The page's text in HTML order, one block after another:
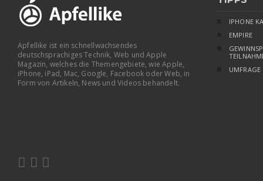
Apfellike ist ein schnellwachsendes
deutschsprachiges Technik, Web und Apple
Magazin, welches die Themengebiete, wie Apple,
iPhone, iPad, Mac, Google, Facebook oder Web, in
Form von Artikeln, News und Videos behandelt.
  
IPHONE
EMPIRE
UMFRAGE